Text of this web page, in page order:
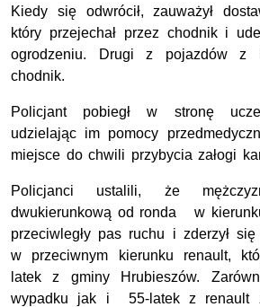
Kiedy się odwrócił, zauważył
który przejechał przez chodnik i
ogrodzeniu. Drugi z pojazdów
chodnik.
Policjant pobiegł w stronę
udzielając im pomocy
miejsce do chwili przybycia załogi
Policjanci ustalili, że
dwukierunkową od ronda w
przeciwległy pas ruchu i zderzył
w przeciwnym kierunku renault,
latek z gminy Hrubieszów.
wypadku jak i 55-latek z renault